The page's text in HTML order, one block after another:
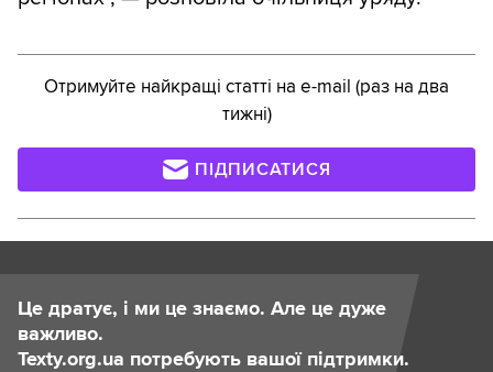
Отримуйте найкращі статті на e-mail (раз на два
тижні)
ПІДПИСАТИСЯ
Це дратує, і ми це знаємо. Але це дуже
важливо.
Texty.org.ua потребують вашої підтримки.